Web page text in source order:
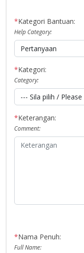
*Kategori Bantuan:
Help Category:
*Kategori:
Category:
*Keterangan:
Comment:
*Nama Penuh:
Full Name: